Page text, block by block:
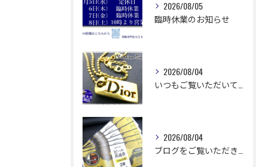
2026/08/05
臨時休業のお知らせ
2026/08/04
2026/08/04